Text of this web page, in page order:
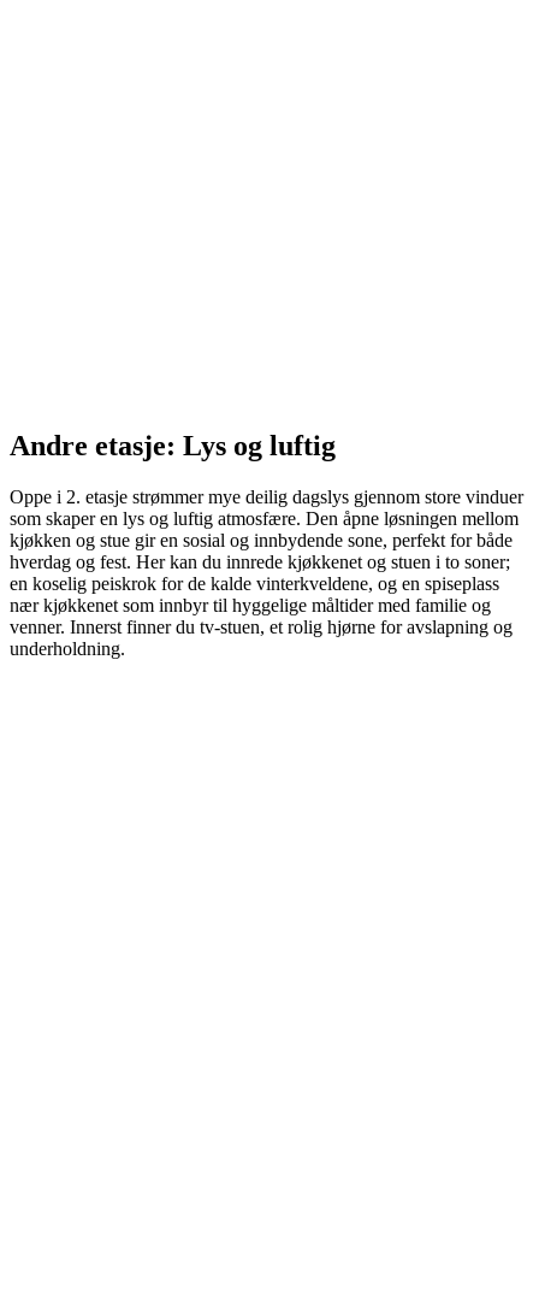
Andre etasje: Lys og luftig
Oppe i 2. etasje strømmer mye deilig dagslys gjennom store vinduer
som skaper en lys og luftig atmosfære. Den åpne løsningen mellom
kjøkken og stue gir en sosial og innbydende sone, perfekt for både
hverdag og fest. Her kan du innrede kjøkkenet og stuen i to soner;
en koselig peiskrok for de kalde vinterkveldene, og en spiseplass
nær kjøkkenet som innbyr til hyggelige måltider med familie og
venner. Innerst finner du tv-stuen, et rolig hjørne for avslapning og
underholdning.